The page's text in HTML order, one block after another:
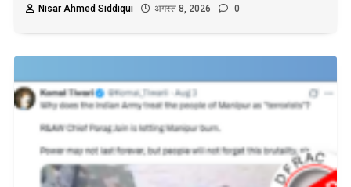
Nisar Ahmed Siddiqui
अगस्त 8, 2026 0